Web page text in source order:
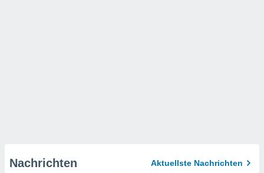
Nachrichten Aktuellste Nachrichten